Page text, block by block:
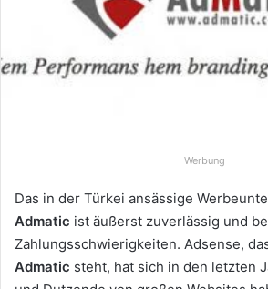
n
i
l
Werbung
Das in der Türkei ansässige
Admatic ist äußerst zuverlässig und
Zahlungsschwierigkeiten. Adsense,
Admatic steht, hat sich in den letzten